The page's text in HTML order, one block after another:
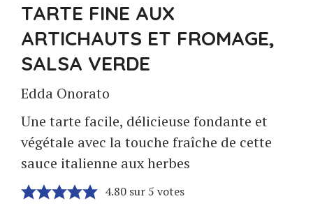
TARTE FINE AUX
ARTICHAUTS ET FROMAGE,
SALSA VERDE
Edda Onorato
Une tarte facile, délicieuse fondante et
végétale avec la touche fraîche de cette
sauce italienne aux herbes
4.80 sur 5 votes